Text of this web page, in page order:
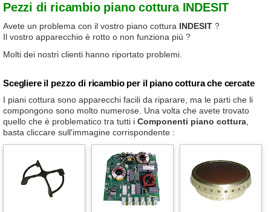
Pezzi di ricambio piano cottura INDESIT
Avete un problema con il vostro piano cottura INDESIT ?
Il vostro apparecchio è rotto o non funziona più ?
Molti dei nostri clienti hanno riportato problemi.
Scegliere il pezzo di ricambio per il piano cottura che cercate
I piani cottura sono apparecchi facili da riparare, ma le parti che li
compongono sono molto numerose. Una volta che avete trovato
quello che è problematico tra tutti i Componenti piano cottura
basta cliccare sull'immagine corrispondente :